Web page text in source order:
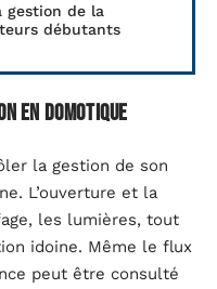
gestion de la
débutants
en domotique
la gestion de son
L’ouverture et la
les lumières, tout
idoine. Même le flux
peut être consulté